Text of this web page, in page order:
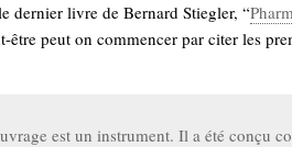
dernier livre de Bernard Stiegler, “
être peut on commencer par citer les
est un instrument. Il a été conçu